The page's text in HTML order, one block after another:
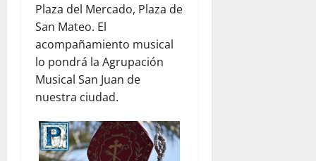
Plaza del Mercado, Plaza de
San Mateo. El
acompañamiento musical
lo pondrá la Agrupación
Musical San Juan de
nuestra ciudad.